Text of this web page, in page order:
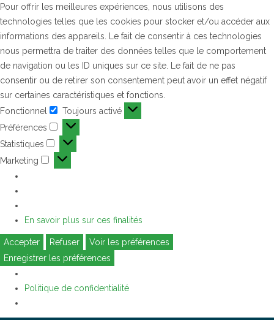
Pour offrir les meilleures expériences, nous utilisons des
technologies telles que les cookies pour stocker et/ou accéder aux
informations des appareils. Le fait de consentir à ces technologies
nous permettra de traiter des données telles que le comportement
de navigation ou les ID uniques sur ce site. Le fait de ne pas
consentir ou de retirer son consentement peut avoir un effet négatif
sur certaines caractéristiques et fonctions.
Fonctionnel
Fonctionnel
Toujours activé
Préférences
Préférences
Statistiques
Statistiques
Marketing
Marketing
En savoir plus sur ces finalités
Accepter Refuser
Voir les préférences
Enregistrer les préférences
Politique de confidentialité